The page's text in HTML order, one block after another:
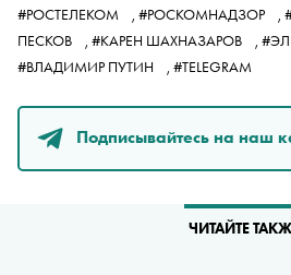
#РОСТЕЛЕКОМ
, #РОСКОМНАДЗОР ,
ПЕСКОВ
, #КАРЕН ШАХНАЗАРОВ ,
#ВЛАДИМИР ПУТИН
, #TELEGRAM
Подписывайтесь на наш
ЧИТАЙТЕ